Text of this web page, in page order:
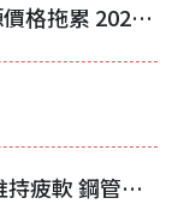
國際貨幣基金組織：受戰爭與高能源價格拖累 2026年全球經濟預估成長3%
歐洲鋼鐵協會：2026年歐盟汽車業維持疲軟 鋼管產量僅微幅成長